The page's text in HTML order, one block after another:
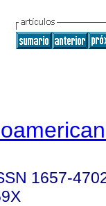
1657-